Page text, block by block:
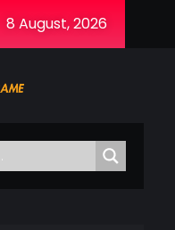
8 August, 2026